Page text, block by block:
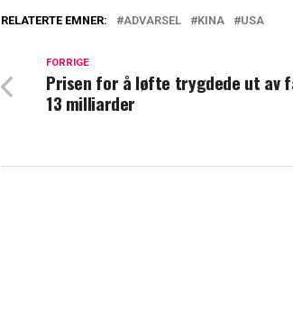
RELATERTE EMNER: ADVARSEL KINA USA
FORRIGE
Prisen for å løfte trygdede ut av
13 milliarder